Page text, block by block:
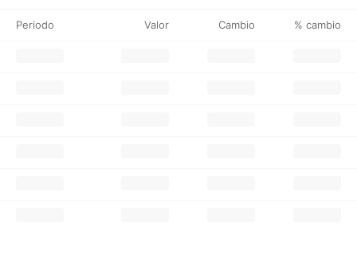
Periodo Valor Cambio % cambio